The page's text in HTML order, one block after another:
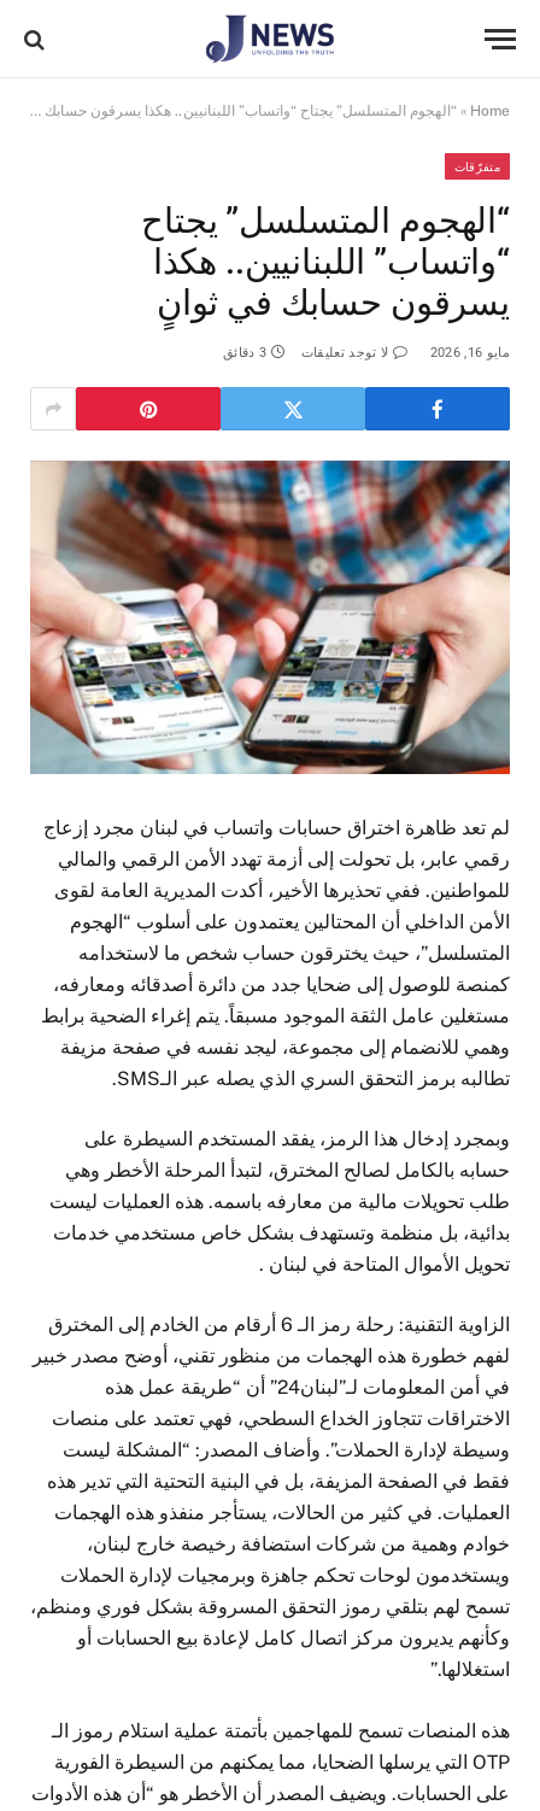
Home
» “الهجوم المتسلسل” يجتاح “واتساب” اللبنانيين.. هكذا يسرقون حسابك في ثوانٍ
متفرّقات
“الهجوم المتسلسل” يجتاح
“واتساب” اللبنانيين.. هكذا
يسرقون حسابك في ثوانٍ
مايو 16, 2026 لا توجد تعليقات 3 دقائق
لم تعد ظاهرة اختراق حسابات واتساب في لبنان مجرد إزعاج
رقمي عابر، بل تحولت إلى أزمة تهدد الأمن الرقمي والمالي
للمواطنين. ففي تحذيرها الأخير، أكدت المديرية العامة لقوى
الأمن الداخلي أن المحتالين يعتمدون على أسلوب “الهجوم
المتسلسل”، حيث يخترقون حساب شخص ما لاستخدامه
كمنصة للوصول إلى ضحايا جدد من دائرة أصدقائه ومعارفه،
مستغلين عامل الثقة الموجود مسبقاً. يتم إغراء الضحية برابط
وهمي للانضمام إلى مجموعة، ليجد نفسه في صفحة مزيفة
تطالبه برمز التحقق السري الذي يصله عبر الـSMS.
وبمجرد إدخال هذا الرمز، يفقد المستخدم السيطرة على
حسابه بالكامل لصالح المخترق، لتبدأ المرحلة الأخطر وهي
طلب تحويلات مالية من معارفه باسمه. هذه العمليات ليست
بدائية، بل منظمة وتستهدف بشكل خاص مستخدمي خدمات
تحويل الأموال المتاحة في لبنان .
الزاوية التقنية: رحلة رمز الـ 6 أرقام من الخادم إلى المخترق
لفهم خطورة هذه الهجمات من منظور تقني، أوضح مصدر خبير
في أمن المعلومات لـ”لبنان24” أن “طريقة عمل هذه
الاختراقات تتجاوز الخداع السطحي، فهي تعتمد على منصات
وسيطة لإدارة الحملات”. وأضاف المصدر: “المشكلة ليست
فقط في الصفحة المزيفة، بل في البنية التحتية التي تدير هذه
العمليات. في كثير من الحالات، يستأجر منفذو هذه الهجمات
خوادم وهمية من شركات استضافة رخيصة خارج لبنان،
ويستخدمون لوحات تحكم جاهزة وبرمجيات لإدارة الحملات
تسمح لهم بتلقي رموز التحقق المسروقة بشكل فوري ومنظم،
وكأنهم يديرون مركز اتصال كامل لإعادة بيع الحسابات أو
استغلالها.”
هذه المنصات تسمح للمهاجمين بأتمتة عملية استلام رموز الـ
OTP التي يرسلها الضحايا، مما يمكنهم من السيطرة الفورية
على الحسابات. ويضيف المصدر أن الأخطر هو “أن هذه الأدوات